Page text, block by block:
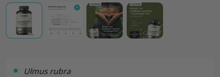
Ulmus rubra